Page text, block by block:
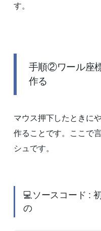
す。
手順②ワール座
作る
マウス押下したときに
作ることです。ここで
シュです。
💻ソースコード :
の